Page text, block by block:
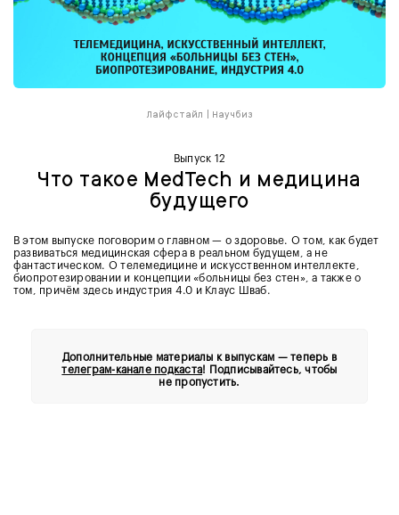
Лайфстайл Научбиз
Выпуск 12
Что такое MedTech и медицина
будущего
В этом выпуске поговорим о главном — о здоровье. О том, как будет
развиваться медицинская сфера в реальном будущем, а не
фантастическом. О телемедицине и искусственном интеллекте,
биопротезировании и концепции «‎больницы без стен», а также о
том, причём здесь индустрия 4.0 и Клаус Шваб.
Дополнительные материалы к выпускам — теперь в
телеграм-канале подкаста! Подписывайтесь, чтобы
не пропустить.